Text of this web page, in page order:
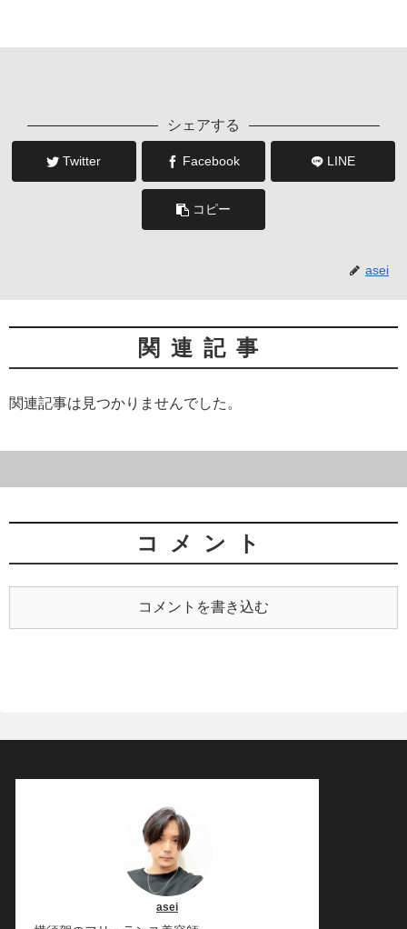
シェアする
Twitter Facebook LINE
コピー
asei
関連記事
関連記事は見つかりませんでした。
コメント
コメントを書き込む
asei